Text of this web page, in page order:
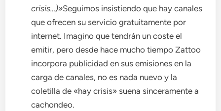
crisis…)»Seguimos insistiendo que hay canales
que ofrecen su servicio gratuitamente por
internet. Imagino que tendrán un coste el
emitir, pero desde hace mucho tiempo Zattoo
incorpora publicidad en sus emisiones en la
carga de canales, no es nada nuevo y la
coletilla de «hay crisis» suena sinceramente a
cachondeo.